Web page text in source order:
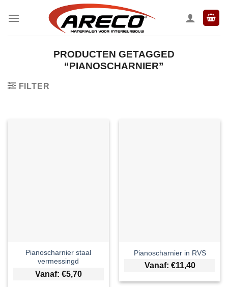
naar
PRODUCTEN GETAGGED
“PIANOSCHARNIER”
FILTER
Pianoscharnier staal
vermessingd
Vanaf: €5,70
Pianoscharnier in RVS
Vanaf: €11,40